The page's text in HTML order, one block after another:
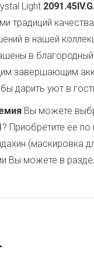
Light
традиций
в нашей
в
завершающим
дарить уют в
Вы можете
? Приобретите ее по
(маскировка
Вы можете в